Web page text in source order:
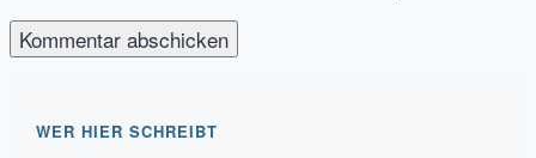
WER HIER SCHREIBT